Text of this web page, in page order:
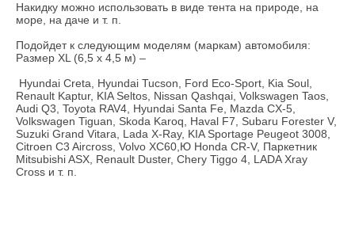
Накидку можно использовать в виде тента на природе, на
море, на даче и т. п.
Подойдет к следующим моделям (маркам) автомобиля:
Размер XL (6,5 х 4,5 м) –
Hyundai Creta, Hyundai Tucson, Ford Eco-Sport, Kia Soul,
Renault Kaptur, KIA Seltos, Nissan Qashqai, Volkswagen Taos,
Audi Q3, Toyota RAV4, Hyundai Santa Fe, Mazda CX-5,
Volkswagen Tiguan, Skoda Karoq, Haval F7, Subaru Forester V,
Suzuki Grand Vitara, Lada X-Ray, KIA Sportage Peugeot 3008,
Citroen C3 Aircross, Volvo XC60,Ю Honda CR-V, Паркетник
Mitsubishi ASX, Renault Duster, Chery Tiggo 4, LADA Xray
Cross и т. п.